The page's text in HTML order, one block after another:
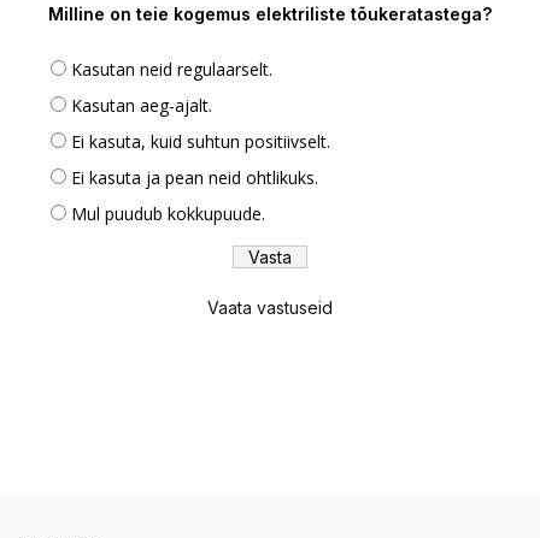
Milline on teie kogemus elektriliste tõukeratastega?
Kasutan neid regulaarselt.
Kasutan aeg-ajalt.
Ei kasuta, kuid suhtun positiivselt.
Ei kasuta ja pean neid ohtlikuks.
Mul puudub kokkupuude.
Vaata vastuseid